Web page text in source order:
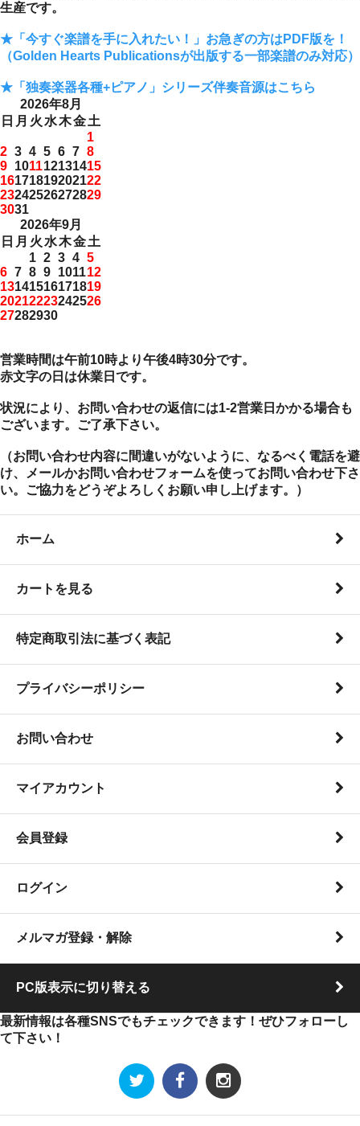
生産です。
★「今すぐ楽譜を手に入れたい！」お急ぎの方はPDF版を！
（Golden Hearts Publicationsが出版する一部楽譜のみ対応）
★「独奏楽器各種+ピアノ」シリーズ伴奏音源はこちら
2026年8月
日 月 火 水木金土
1
2 3 4 5 6 7 8
9 101112131415
16171819202122
23242526272829
3031
2026年9月
日 月 火 水木金土
1 2 3 4 5
6 7 8 9 101112
13141516171819
20212223242526
27282930
営業時間は午前10時より午後4時30分です。
赤文字の日は休業日です。
状況により、お問い合わせの返信には1-2営業日かかる場合も
ございます。ご了承下さい。
（お問い合わせ内容に間違いがないように、なるべく電話を避
け、メールかお問い合わせフォームを使ってお問い合わせ下さ
い。ご協力をどうぞよろしくお願い申し上げます。）
ホーム
カートを見る
特定商取引法に基づく表記
プライバシーポリシー
お問い合わせ
マイアカウント
会員登録
ログイン
メルマガ登録・解除
PC版表示に切り替える
最新情報は各種SNSでもチェックできます！ぜひフォローし
て下さい！